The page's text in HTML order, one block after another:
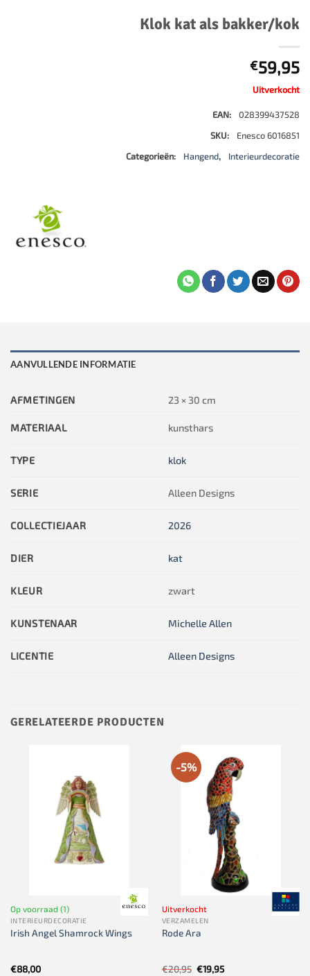
Klok kat als bakker/kok
€59,95
Uitverkocht
EAN:
028399437528
SKU:
Enesco 6016851
Categorieën:
Hangend, Interieurdecoratie
AANVULLENDE INFORMATIE
AFMETINGEN 23 × 30 cm
MATERIAAL kunsthars
TYPE klok
SERIE Alleen Designs
COLLECTIEJAAR 2026
DIER kat
KLEUR zwart
KUNSTENAAR Michelle Allen
LICENTIE Alleen Designs
GERELATEERDE PRODUCTEN
Op voorraad (1)
INTERIEURDECORATIE
Irish Angel Shamrock Wings
€88,00
-5%
Uitverkocht
VERZAMELEN
Rode Ara
€20,95 Oorspronkelijke
€19,95Huidige